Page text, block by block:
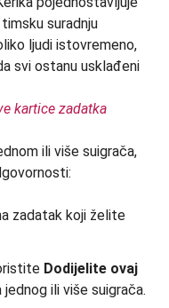
kartice zadatka
ili više suigrača,
zadatak koji želite
Dodijelite ovaj
ili više suigrača.